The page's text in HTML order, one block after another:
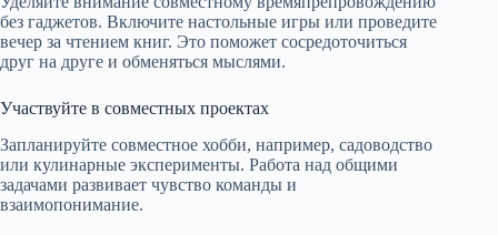
без гаджетов. Включите настольные игры или проведите
вечер за чтением книг. Это поможет сосредоточиться
друг на друге и обменяться мыслями.
Участвуйте в совместных проектах
Запланируйте совместное хобби, например, садоводство
или кулинарные эксперименты. Работа над общими
задачами развивает чувство команды и
взаимопонимание.